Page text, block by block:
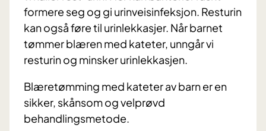
formere seg og gi urinveisinfeksjon. Resturin
kan også føre til urinlekkasjer. Når barnet
tømmer blæren med kateter, unngår vi
resturin og minsker urinlekkasjen.
Blæretømming med kateter av barn er en
sikker, skånsom og velprøvd
behandlingsmetode.